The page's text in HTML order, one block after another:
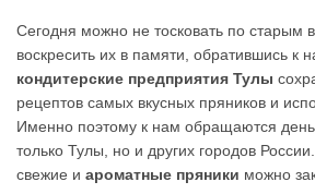
Сегодня можно не тосковать по старым
воскресить их в памяти, обратившись к
кондитерские предприятия Тулы
рецептов самых вкусных пряников и
Именно поэтому к нам обращаются
только Тулы, но и других городов
свежие и ароматные пряники можно